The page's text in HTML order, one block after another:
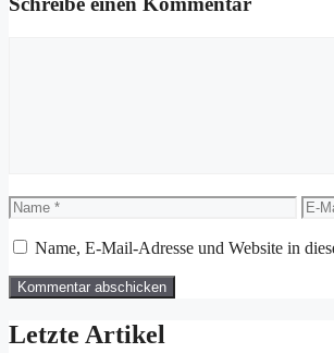
Name
E-
Mail-
Name, E-Mail-Adresse und Website in
Letzte Artikel